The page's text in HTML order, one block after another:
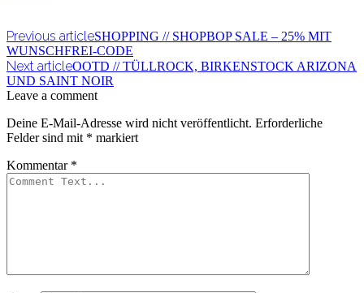
Previous articleSHOPPING // SHOPBOP SALE – 25% MIT
WUNSCHFREI-CODE
Next articleOOTD // TÜLLROCK, BIRKENSTOCK ARIZONA
UND SAINT NOIR
Leave a comment
Deine E-Mail-Adresse wird nicht veröffentlicht. Erforderliche
Felder sind mit * markiert
Kommentar *